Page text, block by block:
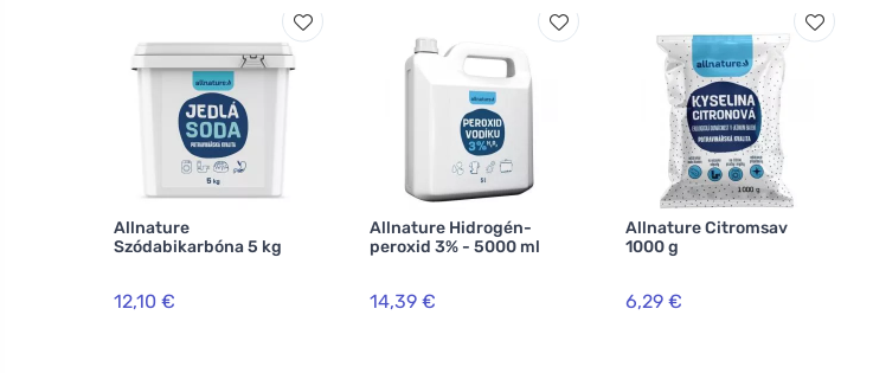
Allnature
Szódabikarbóna 5 kg
12,10 €
Allnature Hidrogén-
peroxid 3% - 5000 ml
14,39 €
Allnature Citromsav
1000 g
6,29 €